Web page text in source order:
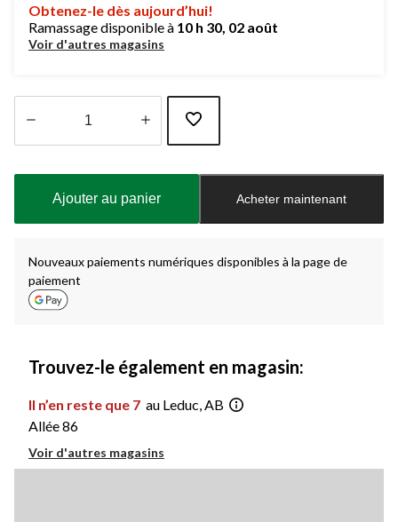
Obtenez-le dès aujourd’hui!
Ramassage disponible à 10 h 30, 02 août
Voir d'autres magasins
à
Ajouter au panier Acheter maintenant
Nouveaux paiements numériques disponibles à la page de
paiement
Trouvez-le également en magasin:
Il n’en reste que 7 au Leduc, AB
Allée 86
Voir d'autres magasins